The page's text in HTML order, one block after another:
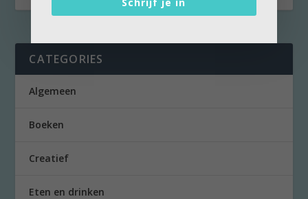
CATEGORIES
Algemeen
Boeken
Creatief
Eten en drinken